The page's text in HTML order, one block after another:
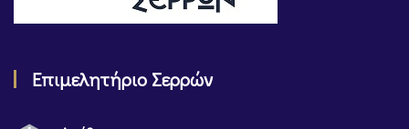
Επιμελητήριο Σερρών